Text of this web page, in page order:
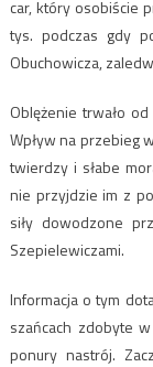
car, który osobiście
tys. podczas gdy
Obuchowicza,
Oblężenie trwało
Wpływ na przebieg
twierdzy i słabe
nie przyjdzie im z
siły dowodzone
Szepielewiczami.
Informacja o tym
szańcach zdobyte
ponury nastrój.